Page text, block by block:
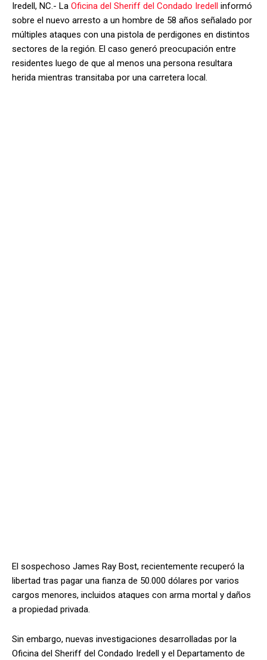
Iredell, NC.- La Oficina del Sheriff del Condado Iredell informó
sobre el nuevo arresto a un hombre de 58 años señalado por
múltiples ataques con una pistola de perdigones en distintos
sectores de la región. El caso generó preocupación entre
residentes luego de que al menos una persona resultara
herida mientras transitaba por una carretera local.
El sospechoso James Ray Bost, recientemente recuperó la
libertad tras pagar una fianza de 50.000 dólares por varios
cargos menores, incluidos ataques con arma mortal y daños
a propiedad privada.
Sin embargo, nuevas investigaciones desarrolladas por la
Oficina del Sheriff del Condado Iredell y el Departamento de